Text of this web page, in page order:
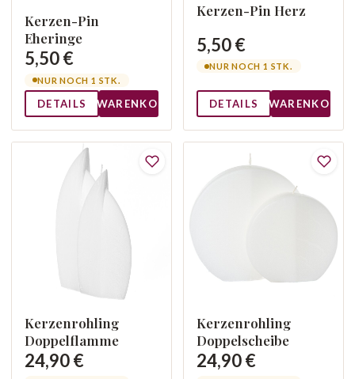
Kerzen-Pin
Eheringe
5,50 €
NUR NOCH 1 STK.
DETAILS WARENKORB
Kerzen-Pin Herz
5,50 €
NUR NOCH 1 STK.
DETAILS WARENKORB
Kerzenrohling
Doppelflamme
24,90 €
Kerzenrohling
Doppelscheibe
24,90 €